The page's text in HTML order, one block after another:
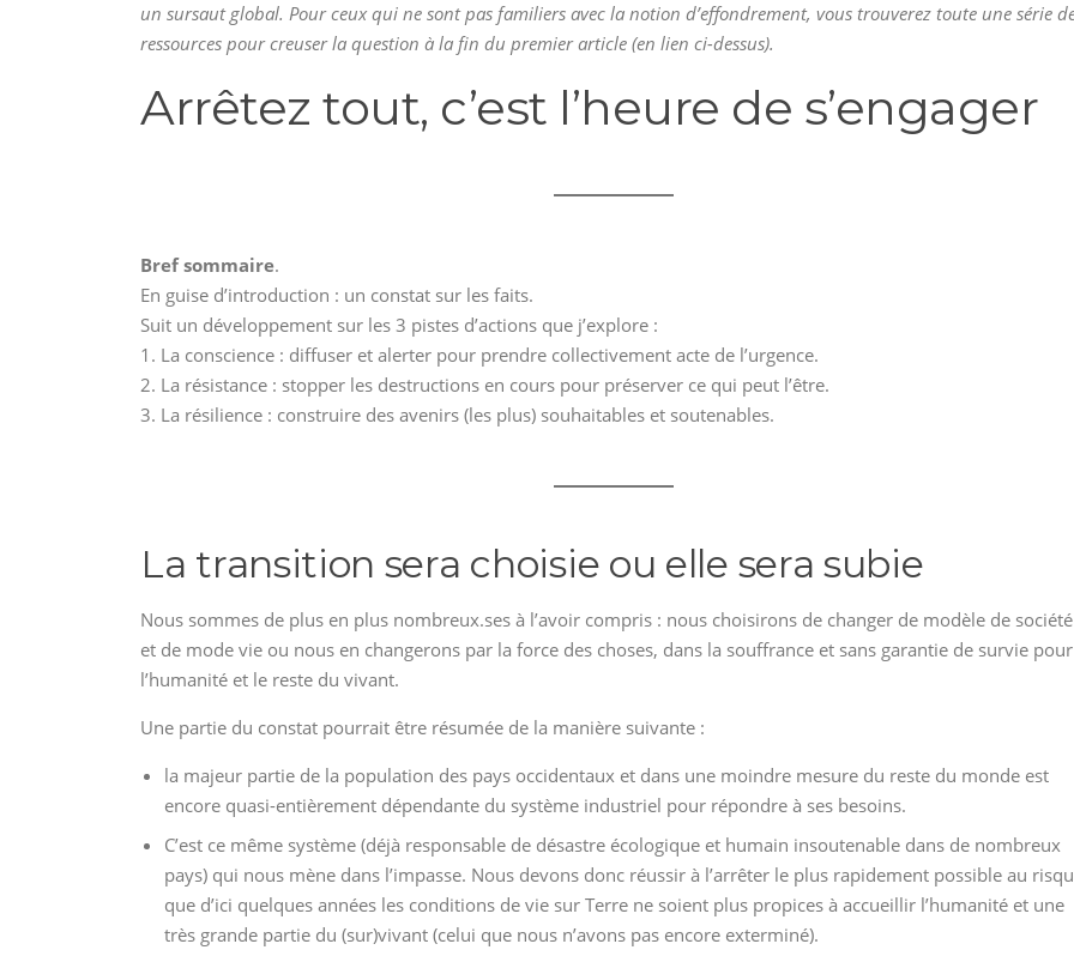
un sursaut global. Pour ceux qui ne sont pas familiers avec la notion d’effondrement, vous trouverez toute une série
ressources pour creuser la question à la fin du premier article (en lien ci-dessus).
Arrêtez tout, c’est l’heure de s’engager
Bref sommaire.
En guise d’introduction : un constat sur les faits.
Suit un développement sur les 3 pistes d’actions que j’explore :
1. La conscience : diffuser et alerter pour prendre collectivement acte de l’urgence.
2. La résistance : stopper les destructions en cours pour préserver ce qui peut l’être.
3. La résilience : construire des avenirs (les plus) souhaitables et soutenables.
La transition sera choisie ou elle sera subie
Nous sommes de plus en plus nombreux.ses à l’avoir compris : nous choisirons de changer de modèle de société
et de mode vie ou nous en changerons par la force des choses, dans la souffrance et sans garantie de survie pour
l’humanité et le reste du vivant.
Une partie du constat pourrait être résumée de la manière suivante :
la majeur partie de la population des pays occidentaux et dans une moindre mesure du reste du monde est
encore quasi-entièrement dépendante du système industriel pour répondre à ses besoins.
C’est ce même système (déjà responsable de désastre écologique et humain insoutenable dans de nombreux
pays) qui nous mène dans l’impasse. Nous devons donc réussir à l’arrêter le plus rapidement possible au
que d’ici quelques années les conditions de vie sur Terre ne soient plus propices à accueillir l’humanité et une
très grande partie du (sur)vivant (celui que nous n’avons pas encore exterminé).